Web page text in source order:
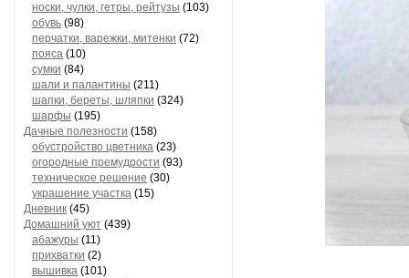
носки, чулки, гетры, рейтузы (103)
обувь (98)
перчатки, варежки, митенки (72)
пояса (10)
сумки (84)
шали и палантины (211)
шапки, береты, шляпки (324)
шарфы (195)
Дачные полезности (158)
обустройство цветника (23)
огородные премудрости (93)
техническое решение (30)
украшение участка (15)
Дневник (45)
Домашний уют (439)
абажуры (11)
прихватки (2)
вышивка (101)